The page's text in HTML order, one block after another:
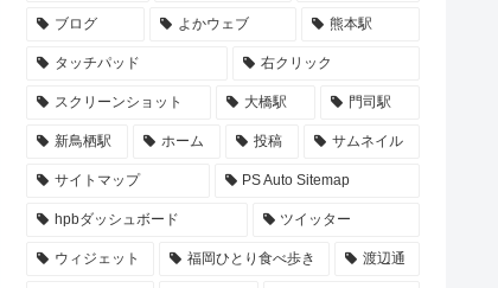
ブログ よかウェブ 熊本駅
タッチパッド 右クリック
スクリーンショット 大橋駅 門司駅
新鳥栖駅 ホーム 投稿 サムネイル
サイトマップ PS Auto Sitemap
hpbダッシュボード ツイッター
ウィジェット 福岡ひとり食べ歩き 渡辺通